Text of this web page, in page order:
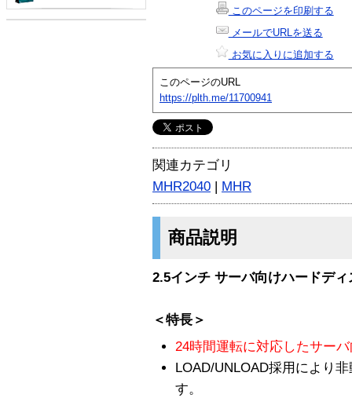
このページを印刷する
メールでURLを送る
お気に入りに追加する
このページのURL
https://plth.me/11700941
関連カテゴリ
MHR2040 | MHR
商品説明
2.5インチ サーバ向けハードデ
＜特長＞
24時間運転に対応したサー
LOAD/UNLOAD採用により
す。